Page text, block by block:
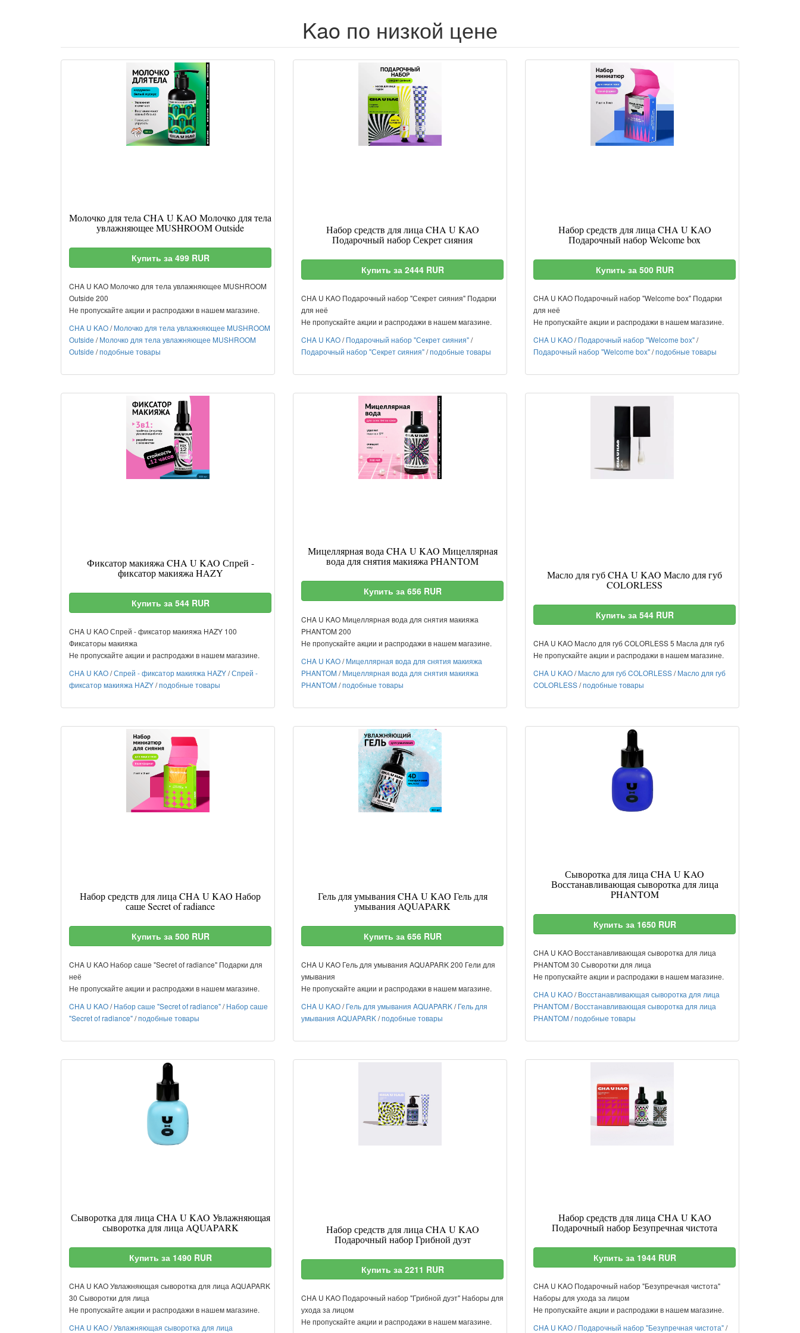
Kao по низкой цене
Молочко для тела CHA U KAO Молочко для тела
увлажняющее MUSHROOM Outside
Купить за 499 RUR
CHA U KAO Молочко для тела увлажняющее MUSHROOM
Outside 200
Не пропускайте акции и распродажи в нашем магазине.
CHA U KAO/Молочко для тела увлажняющее MUSHROOM
Outside /Молочко для тела увлажняющее MUSHROOM
Outside /подобные товары
Набор средств для лица CHA U KAO
Подарочный набор Секрет сияния
Купить за 2444 RUR
CHA U KAO Подарочный набор "Секрет сияния" Подарки
для неё
Не пропускайте акции и распродажи в нашем магазине.
CHA U KAO/Подарочный набор "Секрет сияния"/
Подарочный набор "Секрет сияния"/подобные товары
Набор средств для лица CHA U KAO
Подарочный набор Welcome box
Купить за 500 RUR
CHA U KAO Подарочный набор "Welcome box" Подарки
для неё
Не пропускайте акции и распродажи в нашем магазине.
CHA U KAO/Подарочный набор "Welcome box"/
Подарочный набор "Welcome box"/подобные товары
Фиксатор макияжа CHA U KAO Спрей -
фиксатор макияжа HAZY
Купить за 544 RUR
CHA U KAO Спрей - фиксатор макияжа HAZY 100
Фиксаторы макияжа
Не пропускайте акции и распродажи в нашем магазине.
CHA U KAO/Спрей - фиксатор макияжа HAZY/Спрей -
фиксатор макияжа HAZY/подобные товары
Мицеллярная вода CHA U KAO Мицеллярная
вода для снятия макияжа PHANTOM
Купить за 656 RUR
CHA U KAO Мицеллярная вода для снятия макияжа
PHANTOM 200
Не пропускайте акции и распродажи в нашем магазине.
CHA U KAO/Мицеллярная вода для снятия макияжа
PHANTOM /Мицеллярная вода для снятия макияжа
PHANTOM /подобные товары
Масло для губ CHA U KAO Масло для губ
COLORLESS
Купить за 544 RUR
CHA U KAO Масло для губ COLORLESS 5 Масла для губ
Не пропускайте акции и распродажи в нашем магазине.
CHA U KAO/Масло для губ COLORLESS/Масло для губ
COLORLESS/подобные товары
Набор средств для лица CHA U KAO Набор
саше Secret of radiance
Купить за 500 RUR
CHA U KAO Набор саше "Secret of radiance" Подарки для
неё
Не пропускайте акции и распродажи в нашем магазине.
CHA U KAO/Набор саше "Secret of radiance"/Набор саше
"Secret of radiance"/подобные товары
Гель для умывания CHA U KAO Гель для
умывания AQUAPARK
Купить за 656 RUR
CHA U KAO Гель для умывания AQUAPARK 200 Гели для
умывания
Не пропускайте акции и распродажи в нашем магазине.
CHA U KAO/Гель для умывания AQUAPARK/Гель для
умывания AQUAPARK/подобные товары
Сыворотка для лица CHA U KAO
Восстанавливающая сыворотка для лица
PHANTOM
Купить за 1650 RUR
CHA U KAO Восстанавливающая сыворотка для лица
PHANTOM 30 Сыворотки для лица
Не пропускайте акции и распродажи в нашем магазине.
CHA U KAO/Восстанавливающая сыворотка для лица
PHANTOM /Восстанавливающая сыворотка для лица
PHANTOM /подобные товары
Сыворотка для лица CHA U KAO Увлажняющая
сыворотка для лица AQUAPARK
Купить за 1490 RUR
CHA U KAO Увлажняющая сыворотка для лица AQUAPARK
30 Сыворотки для лица
Не пропускайте акции и распродажи в нашем магазине.
CHA U KAO/Увлажняющая сыворотка для лица
Набор средств для лица CHA U KAO
Подарочный набор Грибной дуэт
Купить за 2211 RUR
CHA U KAO Подарочный набор "Грибной дуэт" Наборы для
ухода за лицом
Не пропускайте акции и распродажи в нашем магазине.
Набор средств для лица CHA U KAO
Подарочный набор Безупречная чистота
Купить за 1944 RUR
CHA U KAO Подарочный набор "Безупречная чистота"
Наборы для ухода за лицом
Не пропускайте акции и распродажи в нашем магазине.
CHA U KAO/Подарочный набор "Безупречная чистота"/